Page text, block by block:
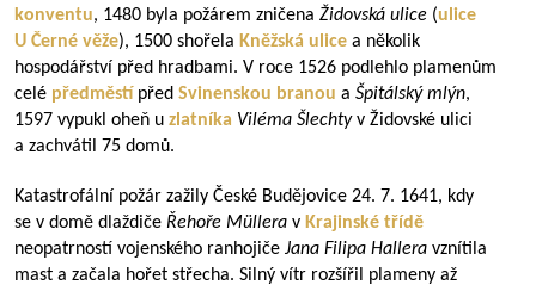
konventu, 1480 byla požárem zničena Židovská ulice (ulice
U Černé věže), 1500 shořela Kněžská ulice a několik
hospodářství před hradbami. V roce 1526 podlehlo plamenům
celé předměstí před Svinenskou branou a Špitálský mlýn,
1597 vypukl oheň u zlatníka Viléma Šlechtyv Židovské ulici
a zachvátil 75 domů.
Katastrofální požár zažily České Budějovice 24. 7. 1641, kdy
se v domě dlaždiče Řehoře Müllera v Krajinské třídě
neopatrností vojenského ranhojiče Jana Filipa Hallera vznítila
mast a začala hořet střecha. Silný vítr rozšířil plameny až